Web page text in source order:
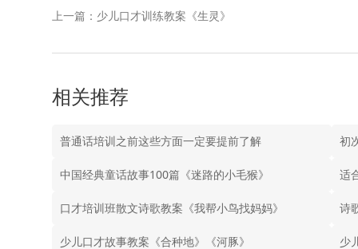
上一篇：少儿口才训练教案《生灵》
相关推荐
普通话培训之前这些方面一定要提前了解 初
中国经典童话故事100篇《迷路的小毛猴》 适
口才培训班散文诗歌教案《我帮小鸟找妈妈》 诗
少儿口才故事教案《合种地》《河豚》 少